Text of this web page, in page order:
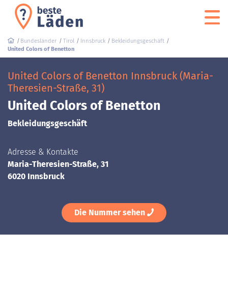
Bundesländer Tirol Innsbruck
Bekleidungsgeschäft
United Colors of Benetton
United Colors of Benetton Innsbruck (Maria-
Theresien-Straße, 31)
United Colors of Benetton
Bekleidungsgeschäft
Adresse & Kontakte
Maria-Theresien-Straße, 31
6020 Innsbruck
Die Nummer sehen